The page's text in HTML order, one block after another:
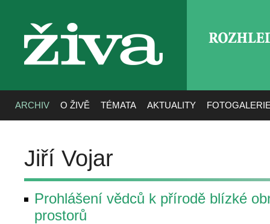
živa
ARCHIV O ŽIVĚ TÉMATA AKTUALITY
Jiří Vojar
Prohlášení vědců k přírodě blízké
prostorů